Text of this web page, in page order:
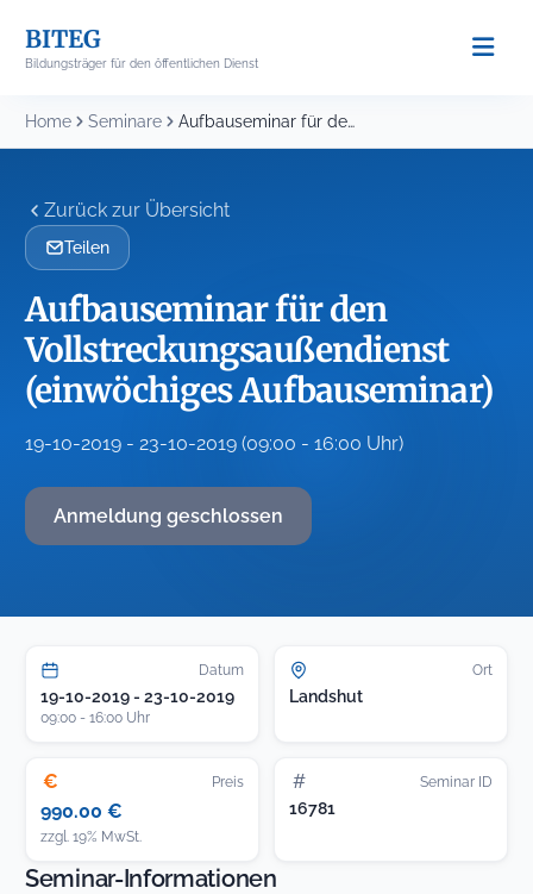
content
BITEG
Bildungsträger für den öffentlichen Dienst
Home Seminare Aufbauseminar für den Vollstreckungsaußendienst (einwöchiges Aufbauseminar)
Zurück zur Übersicht
Teilen
Aufbauseminar für den
Vollstreckungsaußendienst
(einwöchiges Aufbauseminar)
19-10-2019 - 23-10-2019 (09:00 - 16:00 Uhr)
Anmeldung geschlossen
Datum
19-10-2019 - 23-10-2019
09:00 - 16:00 Uhr
Ort
Landshut
€ Preis
990.00 €
zzgl. 19% MwSt.
# Seminar ID
16781
Seminar-Informationen